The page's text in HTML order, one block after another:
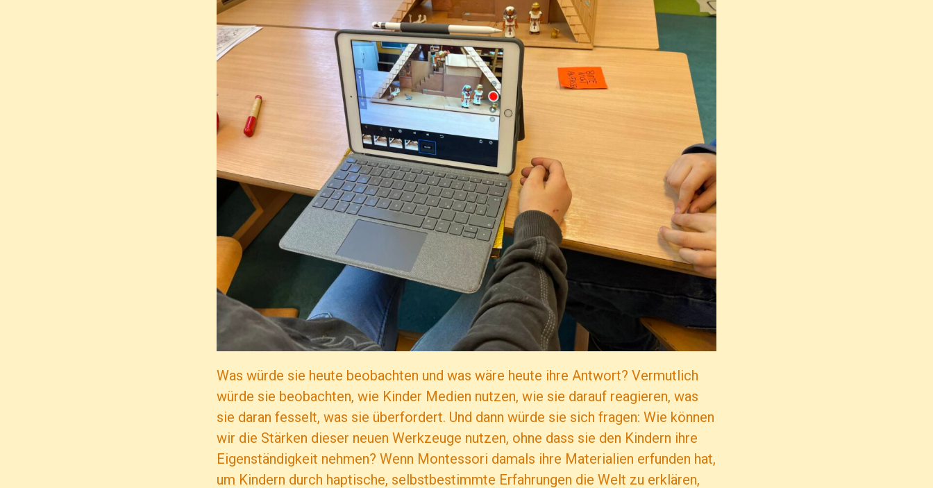
Was würde sie heute beobachten und was wäre heute ihre Antwort? Vermutlich
würde sie beobachten, wie Kinder Medien nutzen, wie sie darauf reagieren, was
sie daran fesselt, was sie überfordert. Und dann würde sie sich fragen: Wie können
wir die Stärken dieser neuen Werkzeuge nutzen, ohne dass sie den Kindern ihre
Eigenständigkeit nehmen? Wenn Montessori damals ihre Materialien erfunden hat,
um Kindern durch haptische, selbstbestimmte Erfahrungen die Welt zu erklären,